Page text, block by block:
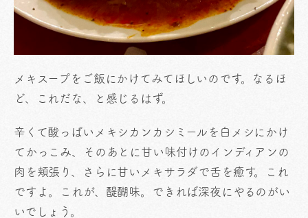
メキスープをご飯にかけてみてほしいのです。なるほ
ど、これだな、と感じるはず。
辛くて酸っぱいメキシカンカシミールを白メシにかけ
てかっこみ、そのあとに甘い味付けのインディアンの
肉を頬張り、さらに甘いメキサラダで舌を癒す。これ
ですよ。これが、醍醐味。できれば深夜にやるのがい
いでしょう。